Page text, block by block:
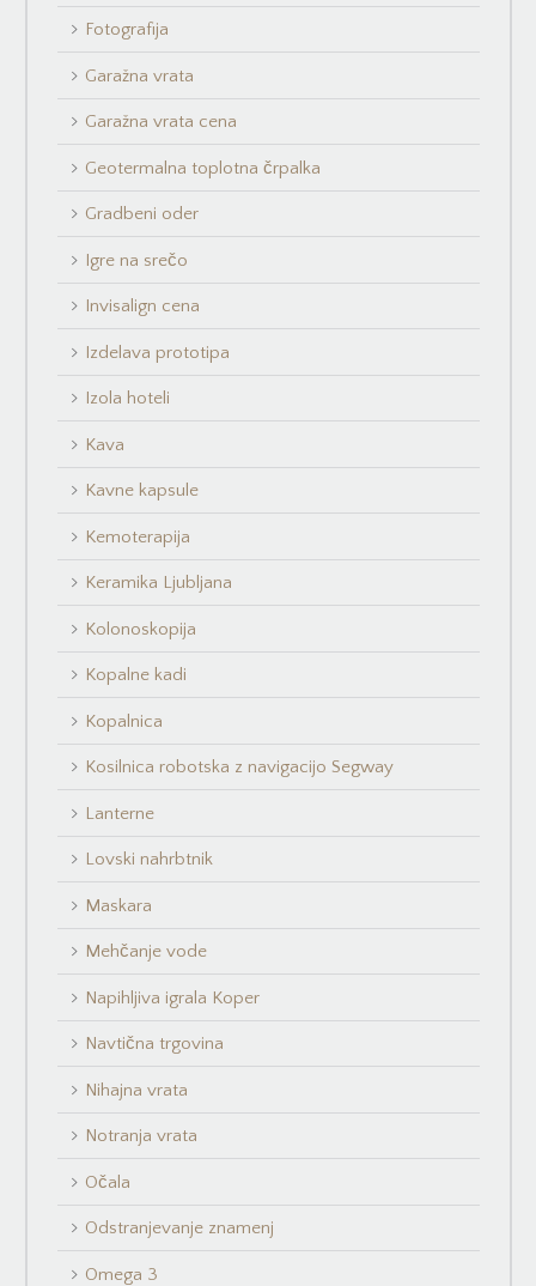
Fotografija
Garažna vrata
Garažna vrata cena
Geotermalna toplotna črpalka
Gradbeni oder
Igre na srečo
Invisalign cena
Izdelava prototipa
Izola hoteli
Kava
Kavne kapsule
Kemoterapija
Keramika Ljubljana
Kolonoskopija
Kopalne kadi
Kopalnica
Kosilnica robotska z navigacijo Segway
Lanterne
Lovski nahrbtnik
Maskara
Mehčanje vode
Napihljiva igrala Koper
Navtična trgovina
Nihajna vrata
Notranja vrata
Očala
Odstranjevanje znamenj
Omega 3